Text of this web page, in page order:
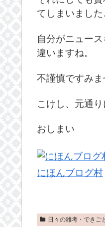
てしまいました
自分がニュー
違いますね。
不謹慎ですみ
こけし、元通り
おしまい
にほんブログ村
日々の雑考・できご